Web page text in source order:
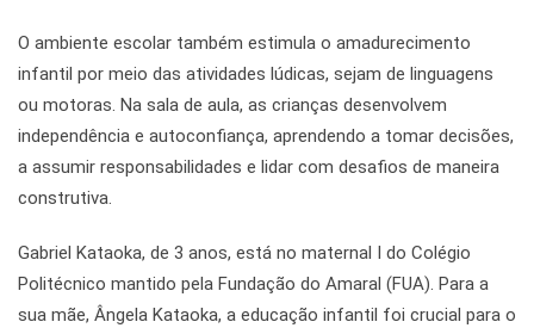
O ambiente escolar também estimula o amadurecimento
infantil por meio das atividades lúdicas, sejam de linguagens
ou motoras. Na sala de aula, as crianças desenvolvem
independência e autoconfiança, aprendendo a tomar decisões,
a assumir responsabilidades e lidar com desafios de maneira
construtiva.
Gabriel Kataoka, de 3 anos, está no maternal I do Colégio
Politécnico mantido pela Fundação do Amaral (FUA). Para a
sua mãe, Ângela Kataoka, a educação infantil foi crucial para o